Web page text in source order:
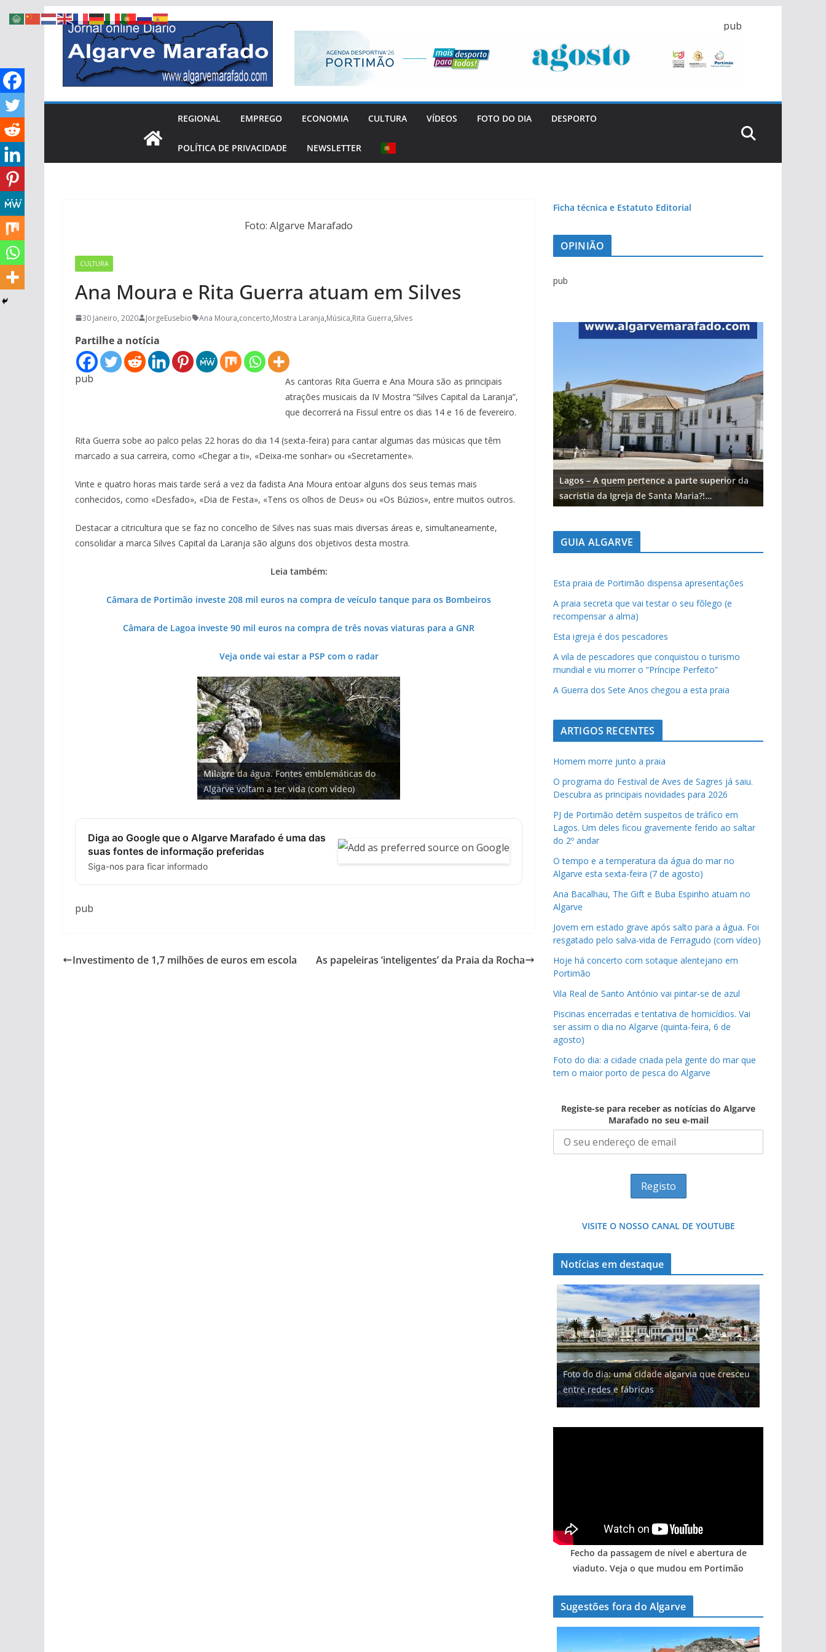
Skip
content
pub
REGIONAL EMPREGO ECONOMIA CULTURA VÍDEOS FOTO DO DIA DESPORTO
POLÍTICA DE PRIVACIDADE NEWSLETTER
Foto: Algarve Marafado
CULTURA
Ana Moura e Rita Guerra atuam em Silves
30 Janeiro, 2020 JorgeEusebio Ana Moura,concerto,Mostra Laranja,Música,Rita Guerra,Silves
Partilhe a notícia
pub
As cantoras Rita Guerra e Ana Moura são as principais
atrações musicais da IV Mostra “Silves Capital da Laranja”,
que decorrerá na Fissul entre os dias 14 e 16 de fevereiro.
Rita Guerra sobe ao palco pelas 22 horas do dia 14 (sexta-feira) para cantar algumas das músicas que têm
marcado a sua carreira, como «Chegar a ti», «Deixa-me sonhar» ou «Secretamente».
Vinte e quatro horas mais tarde será a vez da fadista Ana Moura entoar alguns dos seus temas mais
conhecidos, como «Desfado», «Dia de Festa», «Tens os olhos de Deus» ou «Os Búzios», entre muitos outros.
Destacar a citricultura que se faz no concelho de Silves nas suas mais diversas áreas e, simultaneamente,
consolidar a marca Silves Capital da Laranja são alguns dos objetivos desta mostra.
Leia também:
Câmara de Portimão investe 208 mil euros na compra de veículo tanque para os Bombeiros
Câmara de Lagoa investe 90 mil euros na compra de três novas viaturas para a GNR
Veja onde vai estar a PSP com o radar
Milagre da água. Fontes emblemáticas do
Algarve voltam a ter vida (com vídeo)
Tapas do mar a 3 euros cada. Nova rota
gastronómica nasce no Algarve
Projeto milionário: investimento de 108
milhões de euros na construção de dois
hotéis (com vídeo)
Foto do dia: uma cidade algarvia que cresceu
entre redes e fábricas
Tempestades roubam areia de praias e põem
arribas em risco no Algarve (com vídeo)
Diga ao Google que o Algarve Marafado é uma das
suas fontes de informação preferidas
Siga-nos para ficar informado
pub
Investimento de 1,7 milhões de euros em escola As papeleiras ‘inteligentes’ da Praia da Rocha
Ficha técnica e Estatuto Editorial
OPINIÃO
pub
Lagos – A quem pertence a parte superior da
sacristia da Igreja de Santa Maria?!…
Lagos – A quem pertence a parte superior da
sacristia da Igreja de Santa Maria?!…
GUIA ALGARVE
Esta praia de Portimão dispensa apresentações
A praia secreta que vai testar o seu fôlego (e
recompensar a alma)
Esta igreja é dos pescadores
A vila de pescadores que conquistou o turismo
mundial e viu morrer o “Príncipe Perfeito”
A Guerra dos Sete Anos chegou a esta praia
ARTIGOS RECENTES
Homem morre junto a praia
O programa do Festival de Aves de Sagres já saiu.
Descubra as principais novidades para 2026
PJ de Portimão detém suspeitos de tráfico em
Lagos. Um deles ficou gravemente ferido ao saltar
do 2º andar
O tempo e a temperatura da água do mar no
Algarve esta sexta-feira (7 de agosto)
Ana Bacalhau, The Gift e Buba Espinho atuam no
Algarve
Jovem em estado grave após salto para a água. Foi
resgatado pelo salva-vida de Ferragudo (com vídeo)
Hoje há concerto com sotaque alentejano em
Portimão
Vila Real de Santo António vai pintar-se de azul
Piscinas encerradas e tentativa de homicídios. Vai
ser assim o dia no Algarve (quinta-feira, 6 de
agosto)
Foto do dia: a cidade criada pela gente do mar que
tem o maior porto de pesca do Algarve
Registe-se para receber as notícias do Algarve
Marafado no seu e-mail
VISITE O NOSSO CANAL DE YOUTUBE
Notícias em destaque
Foto do dia: uma cidade algarvia que cresceu
entre redes e fábricas
Fecho da passagem de nível e abertura de
viaduto. Veja o que mudou em Portimão
Sugestões fora do Algarve